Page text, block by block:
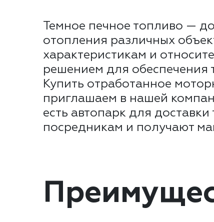
Темное печное топливо —
отопления различных
характеристикам и
решением для обеспечения
Купить отработанное
приглашаем в нашей
есть автопарк для
посредникам и получают